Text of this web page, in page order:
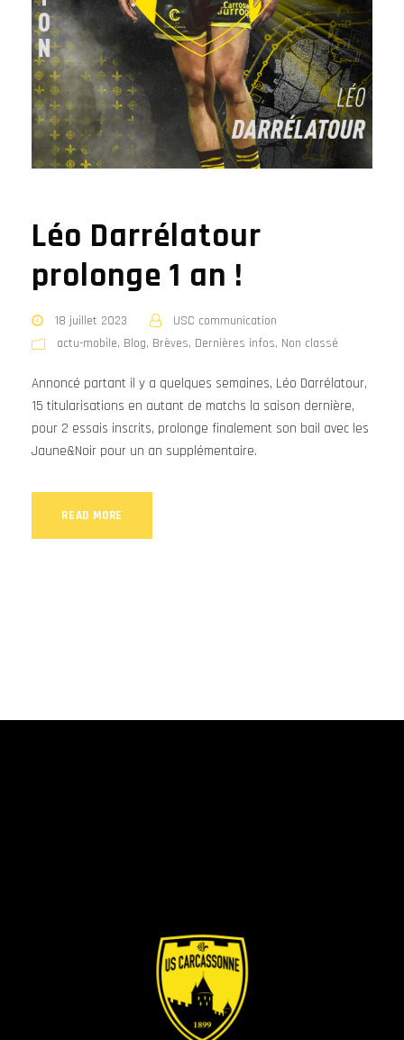
Léo Darrélatour
prolonge 1 an !
18 juillet 2023
USC communication
actu-mobile, Blog, Brèves, Dernières infos, Non classé
Annoncé partant il y a quelques semaines, Léo Darrélatour,
15 titularisations en autant de matchs la saison dernière,
pour 2 essais inscrits, prolonge finalement son bail avec les
Jaune&Noir pour un an supplémentaire.
READ MORE